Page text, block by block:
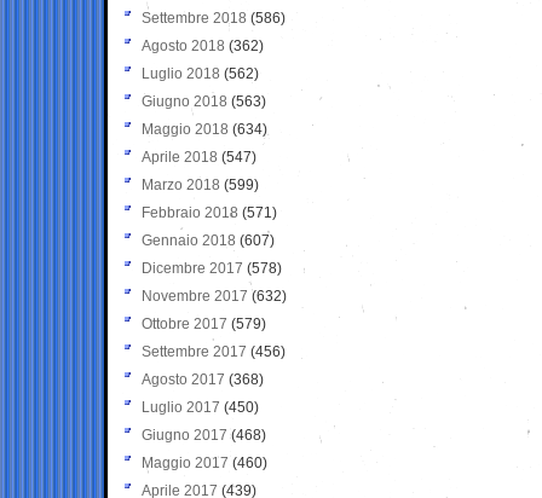
Settembre 2018 (586)
Agosto 2018 (362)
Luglio 2018 (562)
Giugno 2018 (563)
Maggio 2018 (634)
Aprile 2018 (547)
Marzo 2018 (599)
Febbraio 2018 (571)
Gennaio 2018 (607)
Dicembre 2017 (578)
Novembre 2017 (632)
Ottobre 2017 (579)
Settembre 2017 (456)
Agosto 2017 (368)
Luglio 2017 (450)
Giugno 2017 (468)
Maggio 2017 (460)
Aprile 2017 (439)